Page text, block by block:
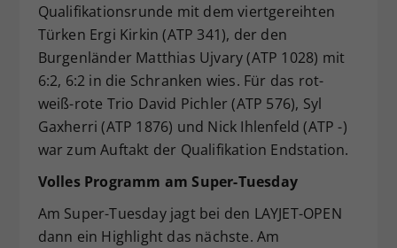
Qualifikationsrunde mit dem viertgereihten
Türken Ergi Kirkin (ATP 341), der den
Burgenländer Matthias Ujvary (ATP 1028) mit
6:2, 6:2 in die Schranken wies. Für das rot-
weiß-rote Trio David Pichler (ATP 576), Syl
Gaxherri (ATP 1876) und Nick Ihlenfeld (ATP -)
war zum Auftakt der Qualifikation Endstation.
Volles Programm am Super-Tuesday
Am Super-Tuesday jagt bei den LAYJET-OPEN
dann ein Highlight das nächste. Am